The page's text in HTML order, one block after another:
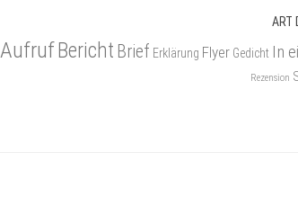
ART
AufrufBericht Brief Erklärung Flyer Gedicht In
Rezension